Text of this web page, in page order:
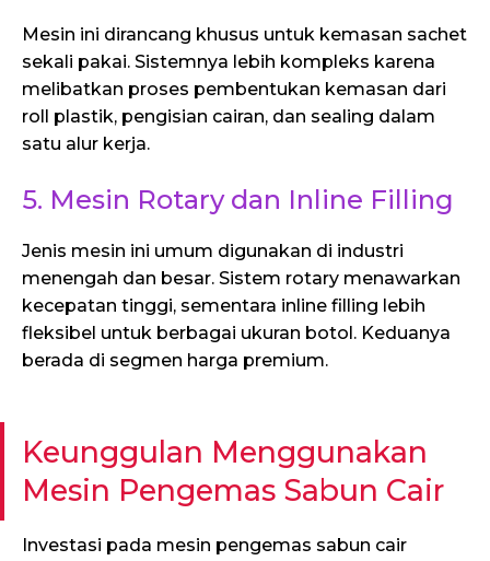
Mesin ini dirancang khusus untuk kemasan sachet
sekali pakai. Sistemnya lebih kompleks karena
melibatkan proses pembentukan kemasan dari
roll plastik, pengisian cairan, dan sealing dalam
satu alur kerja.
5. Mesin Rotary dan Inline Filling
Jenis mesin ini umum digunakan di industri
menengah dan besar. Sistem rotary menawarkan
kecepatan tinggi, sementara inline filling lebih
fleksibel untuk berbagai ukuran botol. Keduanya
berada di segmen harga premium.
Keunggulan Menggunakan
Mesin Pengemas Sabun Cair
Investasi pada mesin pengemas sabun cair